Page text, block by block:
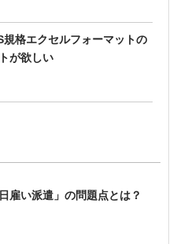
規格エクセルフォーマットの
が欲しい
雇い派遣」の問題点とは？